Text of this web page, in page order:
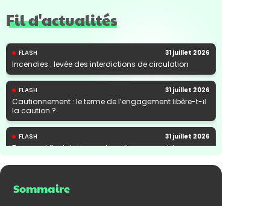
Fil d'actualités
FLASH 31 juillet 2026
Incendies : levée des interdictions de circulation
FLASH 31 juillet 2026
Cautionnement : le terme de l’engagement libère-t-il
la caution ?
FLASH 31 juillet 2026
Transport fluvial de marchandises : une aide
financière bienvenue
Sommaire